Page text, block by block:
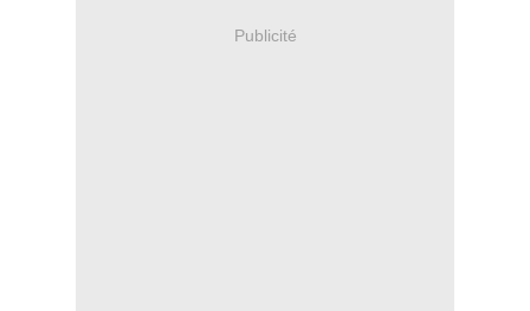
Publicité